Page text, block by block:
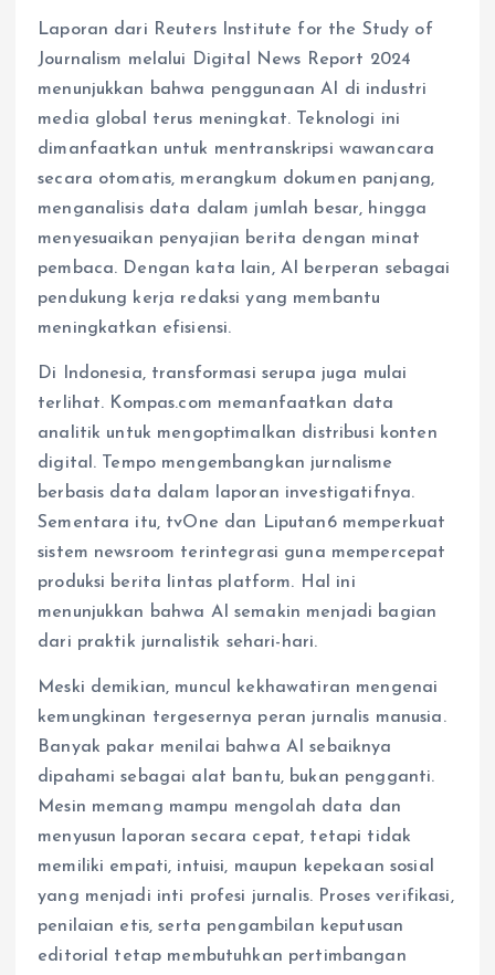
Laporan dari Reuters Institute for the Study of
Journalism melalui Digital News Report 2024
menunjukkan bahwa penggunaan AI di industri
media global terus meningkat. Teknologi ini
dimanfaatkan untuk mentranskripsi wawancara
secara otomatis, merangkum dokumen panjang,
menganalisis data dalam jumlah besar, hingga
menyesuaikan penyajian berita dengan minat
pembaca. Dengan kata lain, AI berperan sebagai
pendukung kerja redaksi yang membantu
meningkatkan efisiensi.
Di Indonesia, transformasi serupa juga mulai
terlihat. Kompas.com memanfaatkan data
analitik untuk mengoptimalkan distribusi konten
digital. Tempo mengembangkan jurnalisme
berbasis data dalam laporan investigatifnya.
Sementara itu, tvOne dan Liputan6 memperkuat
sistem newsroom terintegrasi guna mempercepat
produksi berita lintas platform. Hal ini
menunjukkan bahwa AI semakin menjadi bagian
dari praktik jurnalistik sehari-hari.
Meski demikian, muncul kekhawatiran mengenai
kemungkinan tergesernya peran jurnalis manusia.
Banyak pakar menilai bahwa AI sebaiknya
dipahami sebagai alat bantu, bukan pengganti.
Mesin memang mampu mengolah data dan
menyusun laporan secara cepat, tetapi tidak
memiliki empati, intuisi, maupun kepekaan sosial
yang menjadi inti profesi jurnalis. Proses verifikasi,
penilaian etis, serta pengambilan keputusan
editorial tetap membutuhkan pertimbangan